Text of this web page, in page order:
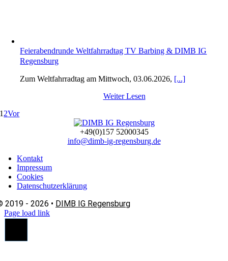
Feierabendrunde Weltfahrradtag TV Barbing & DIMB IG
Regensburg
Zum Weltfahrradtag am Mittwoch, 03.06.2026, [...]
Weiter Lesen
1 2Vor
+49(0)157 52000345
info@dimb-ig-regensburg.de
Kontakt
Impressum
Cookies
Datenschutzerklärung
2019 - 2026 • DIMB IG Regensburg
Page load link
Nach